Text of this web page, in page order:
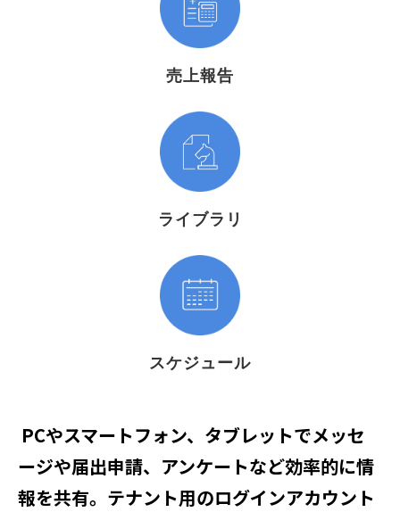
売上報告
ライブラリ
スケジュール
PCやスマートフォン、タブレットでメッセ
ージや届出申請、アンケートなど効率的に情
報を共有。テナント用のログインアカウント